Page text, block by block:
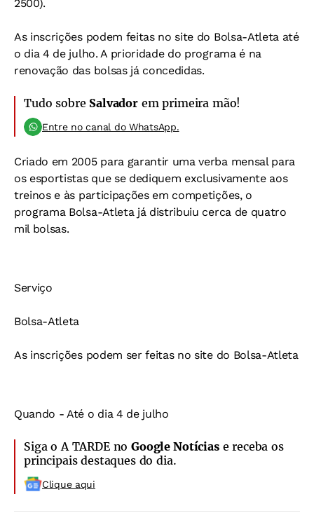
2500).
As inscrições podem feitas no site do Bolsa-Atleta até
o dia 4 de julho. A prioridade do programa é na
renovação das bolsas já concedidas.
Tudo sobre Salvadorem primeira mão!
Entre no canal do WhatsApp.
Criado em 2005 para garantir uma verba mensal para
os esportistas que se dediquem exclusivamente aos
treinos e às participações em competições, o
programa Bolsa-Atleta já distribuiu cerca de quatro
mil bolsas.
Serviço
Bolsa-Atleta
As inscrições podem ser feitas no site do Bolsa-Atleta
Quando - Até o dia 4 de julho
Siga o A TARDE noGoogle Notíciase receba os
principais destaques do dia.
Clique aqui